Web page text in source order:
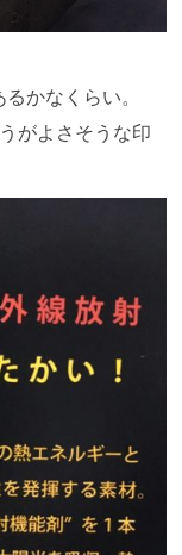
かなくらい。
がよさそうな印